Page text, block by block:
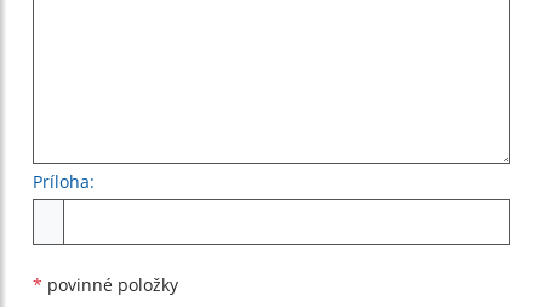
Príloha:
* povinné položky